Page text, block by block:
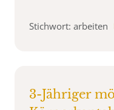
Stichwort: arbeiten
3-Jähriger